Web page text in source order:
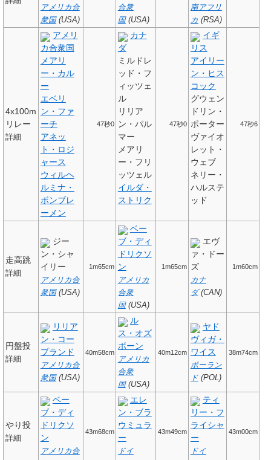
アメリカ合
衆国(USA)
合衆
国(USA)
南アフリ
カ (RSA)
4x100m
リレー
詳細
アメリ
カ合衆国
メアリ
ー・カル
ー
エベリ
ン・ファ
ーチ
アネッ
ト・ロジ
ャース
ウィルヘ
ルミナ・
ボンブレ
ーメン
47秒0
カナ
ダ
ミルドレ
ッド・フ
ィッツェ
ル
リリア
ン・パル
マー
メアリ
ー・フリ
ッツェル
イルダ・
ストリク
47秒0
イギ
リス
アイリー
ン・ヒス
コック
グウェン
ドリン・
ポーター
ヴァイオ
レット・
ウェブ
ネリー・
ハルステ
ッド
47秒6
走高跳
詳細
ジー
ン・シャ
イリー
アメリカ合
衆国(USA)
1m65cm
ベー
ブ・ディ
ドリクソ
ン
アメリカ
合衆
国(USA)
1m65cm
エヴ
ァ・ドー
ズ
カナ
ダ(CAN)
1m60cm
円盤投
詳細
リリア
ン・コー
プランド
アメリカ合
衆国(USA)
40m58cm
ル
ス・オズ
ボーン
アメリカ
合衆
国(USA)
40m12cm
ヤド
ヴィガ・
ワイス
ポーラン
ド(POL)
38m74cm
やり投
詳細
ベー
ブ・ディ
ドリクソ
ン
アメリカ合
43m68cm
エレ
ン・ブラ
ウミュラ
ー
ドイ
43m49cm
ティ
リー・フ
ライシャ
ー
ドイ
43m00cm